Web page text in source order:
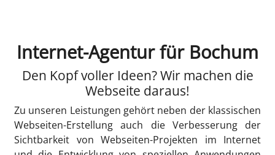
Internet-Agentur für Bochum
Den Kopf voller Ideen? Wir machen die
Webseite daraus!
Zu unseren Leistungen gehört neben der klassischen
Webseiten-Erstellung auch die Verbesserung der
Sichtbarkeit von Webseiten-Projekten im Internet